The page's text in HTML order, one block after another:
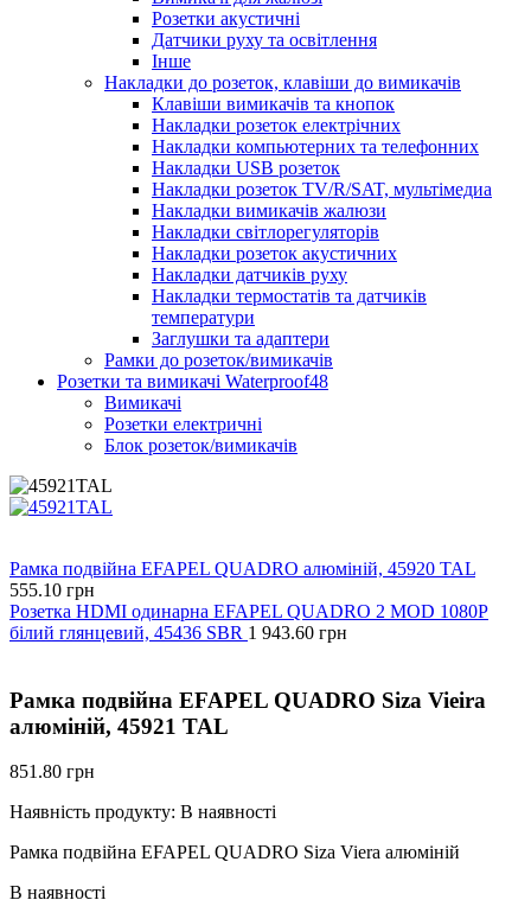
Розетки акустичні
Датчики руху та освітлення
Інше
Накладки до розеток, клавіши до вимикачів
Клавіши вимикачів та кнопок
Накладки розеток електрічних
Накладки компьютерних та телефонних
Накладки USB розеток
Накладки розеток TV/R/SAT, мультімедиа
Накладки вимикачів жалюзи
Накладки світлорегуляторів
Накладки розеток акустичних
Накладки датчиків руху
Накладки термостатів та датчиків
температури
Заглушки та адаптери
Рамки до розеток/вимикачів
Розетки та вимикачі Waterproof48
Вимикачі
Розетки електричні
Блок розеток/вимикачів
Рамка подвійна EFAPEL QUADRO алюміній, 45920 TAL
555.10 грн
Розетка HDMI одинарна EFAPEL QUADRO 2 MOD 1080P
білий глянцевий, 45436 SBR 1 943.60 грн
Рамка подвійна EFAPEL QUADRO Siza Vieira
алюміній, 45921 TAL
851.80 грн
Наявність продукту: В наявності
Рамка подвійна EFAPEL QUADRO Siza Viera алюміній
В наявності